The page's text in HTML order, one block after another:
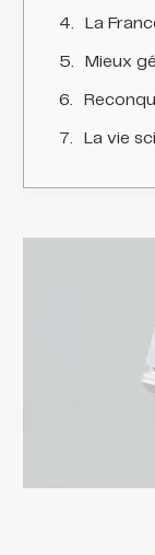
La
Mieux gérer
La vie